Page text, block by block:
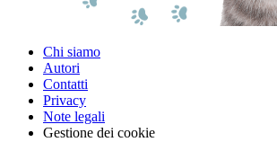
Chi siamo
Autori
Contatti
Privacy
Note legali
Gestione dei cookie